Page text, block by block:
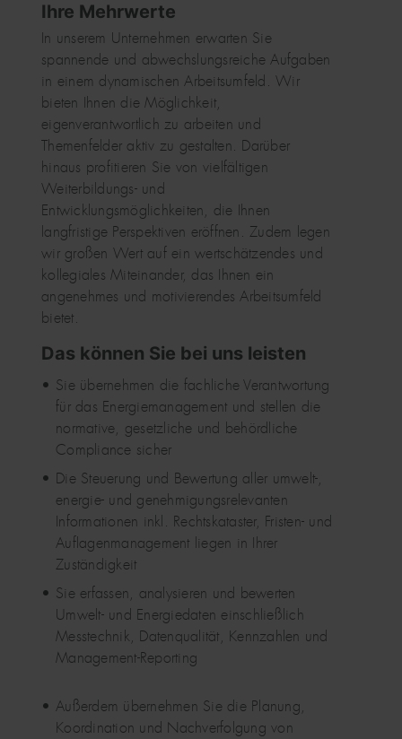
Ihre Mehrwerte
In unserem Unternehmen erwarten Sie
spannende und abwechslungsreiche Aufgaben
in einem dynamischen Arbeitsumfeld. Wir
bieten Ihnen die Möglichkeit,
eigenverantwortlich zu arbeiten und
Themenfelder aktiv zu gestalten. Darüber
hinaus profitieren Sie von vielfältigen
Weiterbildungs- und
Entwicklungsmöglichkeiten, die Ihnen
langfristige Perspektiven eröffnen. Zudem legen
wir großen Wert auf ein wertschätzendes und
kollegiales Miteinander, das Ihnen ein
angenehmes und motivierendes Arbeitsumfeld
bietet.
Das können Sie bei uns leisten
Sie übernehmen die fachliche Verantwortung
für das Energiemanagement und stellen die
normative, gesetzliche und behördliche
Compliance sicher
Die Steuerung und Bewertung aller umwelt-,
energie- und genehmigungsrelevanten
Informationen inkl. Rechtskataster, Fristen- und
Auflagenmanagement liegen in Ihrer
Zuständigkeit
Sie erfassen, analysieren und bewerten
Umwelt- und Energiedaten einschließlich
Messtechnik, Datenqualität, Kennzahlen und
Management-Reporting
Außerdem übernehmen Sie die Planung,
Koordination und Nachverfolgung von